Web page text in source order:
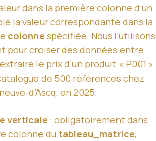
dans la première colonne d’un
la valeur correspondante dans la
colonne spécifiée. Nous l’utilisons
pour croiser des données entre
le prix d’un produit « P001 »
de 500 références chez
d’Ascq, en 2025.
verticale : obligatoirement dans
colonne du tableau_matrice,